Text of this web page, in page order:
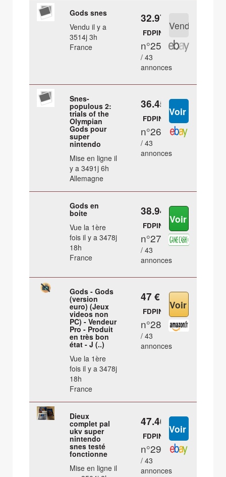
Gods snes
Vendu il y a
3514j 3h
France
32.97 €
FDPIN
n°25
/ 43
annonces
Snes-
populous 2:
trials of the
Olympian
Gods pour
super
nintendo
Mise en ligne il
y a 3491j 6h
Allemagne
36.45 €
FDPIN
n°26
/ 43
annonces
Gods en
boite
Vue la 1ère
fois il y a 3478j
18h
France
38.94 €
FDPIN
n°27
/ 43
annonces
Gods - Gods
(version
euro) (Jeux
videos non
PC) - Vendeur
Pro - Produit
en très bon
état - J (..)
Vue la 1ère
fois il y a 3478j
18h
France
47 €
FDPIN
n°28
/ 43
annonces
Dieux
complet pal
ukv super
nintendo
snes testé
fonctionne
Mise en ligne il
47.46 €
FDPIN
n°29
/ 43
annonces